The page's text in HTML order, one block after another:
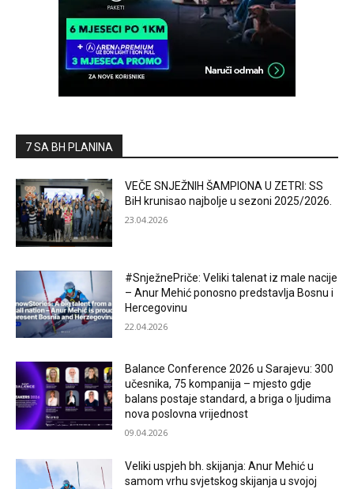
7 SA BH PLANINA
VEČE SNJEŽNIH ŠAMPIONA U ZETRI: SS
BiH krunisao najbolje u sezoni 2025/2026.
23.04.2026
#SnježnePriče: Veliki talenat iz male nacije
– Anur Mehić ponosno predstavlja Bosnu i
Hercegovinu
22.04.2026
Balance Conference 2026 u Sarajevu: 300
učesnika, 75 kompanija – mjesto gdje
balans postaje standard, a briga o ljudima
nova poslovna vrijednost
09.04.2026
Veliki uspjeh bh. skijanja: Anur Mehić u
samom vrhu svjetskog skijanja u svojoj